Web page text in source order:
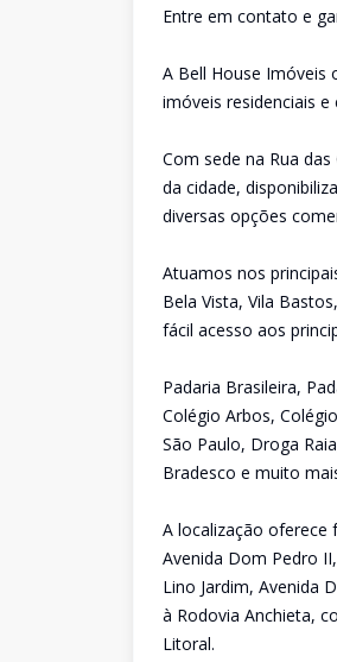
Entre em contato e
A Bell House Imóveis
imóveis residenciais e
Com sede na Rua
da cidade,
diversas opções
Atuamos nos
Bela Vista, Vila
fácil acesso aos
Padaria Brasileira,
Colégio Arbos,
São Paulo, Droga
Bradesco e muito
A localização oferece
Avenida Dom Pedro
Lino Jardim, Avenida
à Rodovia Anchieta,
Litoral.